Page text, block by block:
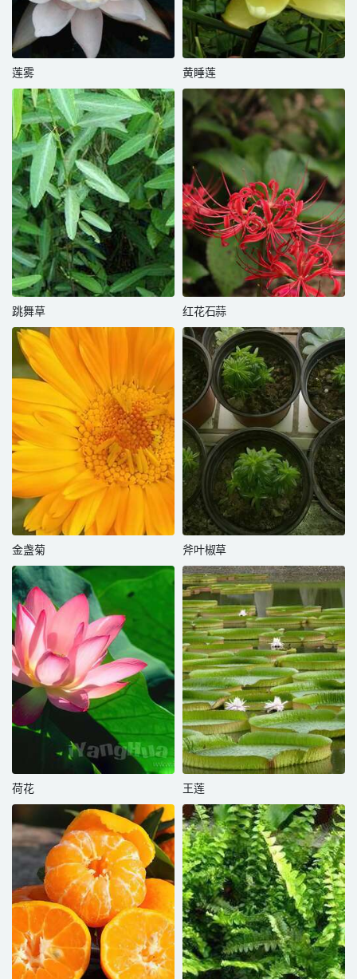
莲雾 黄睡莲
跳舞草 红花石蒜
金盏菊 斧叶椒草
荷花 王莲